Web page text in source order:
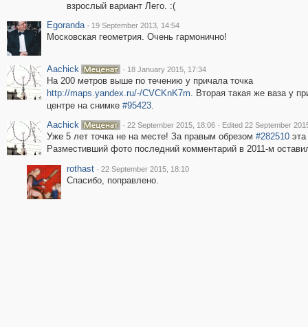
взрослый вариант Лего. :(
Egoranda · 19 September 2013, 14:54
Московская геометрия. Очень гармонично!
Aachick · 18 January 2015, 17:34
На 200 метров выше по течению у причала точка
http://maps.yandex.ru/-/CVCKnK7m. Вторая такая же ваза у
центре на снимке #95423.
Aachick
· 22 September 2015, 18:06 · Edited 22 September
Уже 5 лет точка не на месте! За правым обрезом #282510эта
Разместивший фото последний комментарий в 2011-м
rothast · 22 September 2015, 18:10
Спасибо, поправлено.